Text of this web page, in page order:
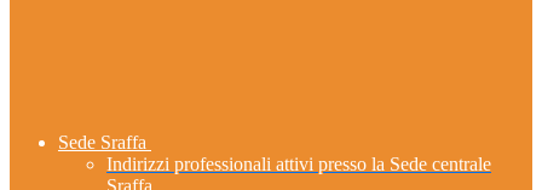
Sede Sraffa
Indirizzi professionali attivi presso la Sede centrale